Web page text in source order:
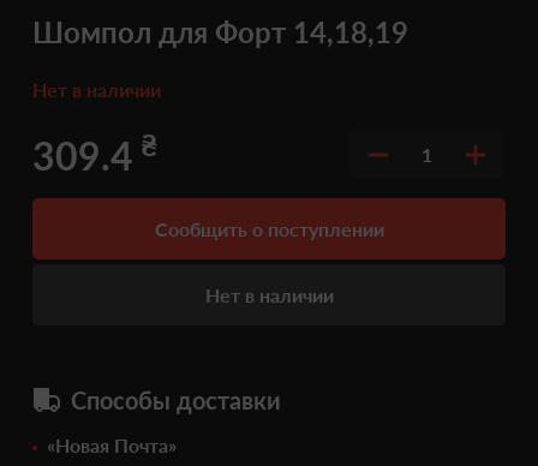
Шомпол для Форт 14,18,19
Нет в наличии
309.4 ₴ 1
Сообщить о поступлении
Нет в наличии
Способы доставки
«Новая Почта»